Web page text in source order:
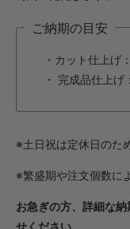
ご納期の目安
・カット仕上げ
・ 完成品仕上
※土日祝は定休日のた
※繁盛期や注文個数に
お急ぎの方、詳細な
せください。